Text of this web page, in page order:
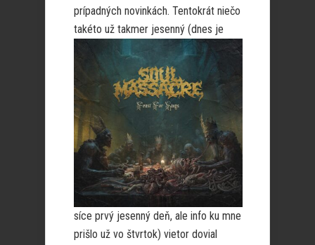
prípadných novinkách. Tentokrát niečo
takéto už takmer jesenný (dnes je
síce prvý jesenný deň, ale info ku mne
prišlo už vo štvrtok) vietor dovial